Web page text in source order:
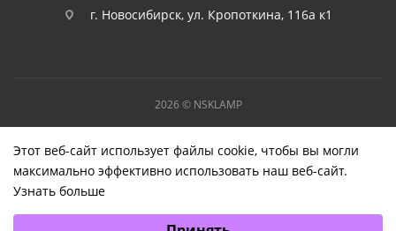
г. Новосибирск, ул. Кропоткина, 116а к1
2026 © NSKLAMP
Этот веб-сайт использует файлы cookie, чтобы вы могли
максимально эффективно использовать наш веб-сайт.
Узнать больше